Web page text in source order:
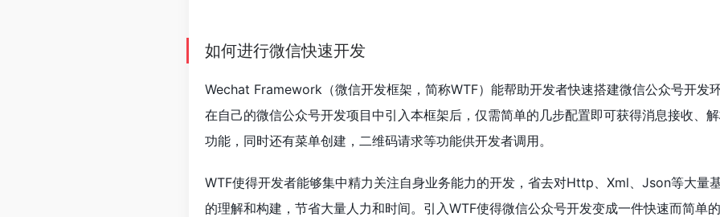
如何进行微信快速开发
Wechat Framework（微信开发框架，简称WTF）能帮助开发者快速搭建微信公众号开发
在自己的微信公众号开发项目中引入本框架后，仅需简单的几步配置即可获得消息接收、
功能，同时还有菜单创建，二维码请求等功能供开发者调用。
WTF使得开发者能够集中精力关注自身业务能力的开发，省去对Http、Xml、Json等大量
的理解和构建，节省大量人力和时间。引入WTF使得微信公众号开发变成一件快速而简单